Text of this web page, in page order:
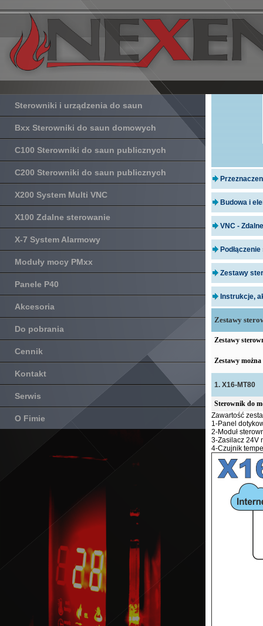
Sterowniki i urządzenia do saun
Bxx Sterowniki do saun domowych
C100 Sterowniki do saun publicznych
C200 Sterowniki do saun publicznych
X200 System Multi VNC
X100 Zdalne sterowanie
X-7 System Alarmowy
Moduły mocy PMxx
Panele P40
Akcesoria
Do pobrania
Cennik
Kontakt
Serwis
O Fimie
Budowa i
VNC -
Zestawy
Instrukcje,
Zestawy
Zestawy
Zestawy
1. X16-MT80
Sterownik do
Zawartość
1-Panel
2-Moduł
3-Zasilacz 24V
4-Czujnik